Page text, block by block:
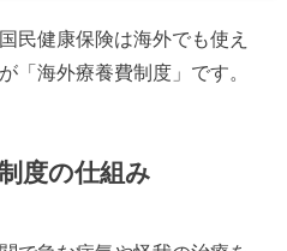
民健康保険は海外でも使え
「海外療養費制度」です。
度の仕組み